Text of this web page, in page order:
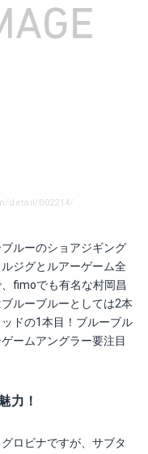
detail/002214/
ルーのショアジギング
ジグとルアーゲーム全
fimoでも有名な村岡昌
ルーブルーとしては2本
ドの1本目！ブルーブル
ームアングラー要注目
力！
ロビナですが、サブタ